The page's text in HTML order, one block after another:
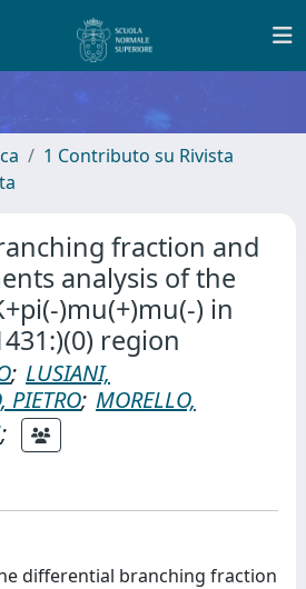
1 Contributo su Rivista
fraction and
analysis of the
)mu(+)mu(-) in
region
; LUSIANI,
PIETRO; MORELLO,
;
differential branching fraction